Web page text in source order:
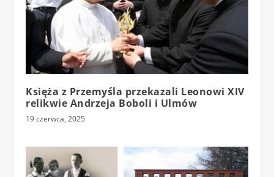
Księża z Przemyśla przekazali Leonowi XIV
relikwie Andrzeja Boboli i Ulmów
19 czerwca, 2025